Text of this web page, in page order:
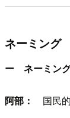
ネーミング
ー ネーミング
阿部： 国民的